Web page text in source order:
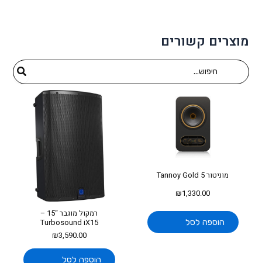
מוצרים קשורים
for:
מוניטור Tannoy Gold 5
₪1,330.00
הוספה לסל
רמקול מוגבר “15 –
Turbosound iX15
₪3,590.00
הוספה לסל